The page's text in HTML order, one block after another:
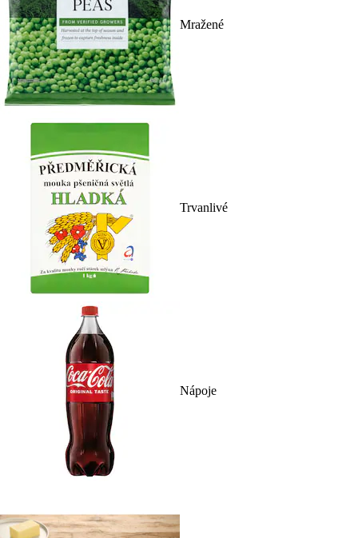
Mražené
Trvanlivé
Nápoje